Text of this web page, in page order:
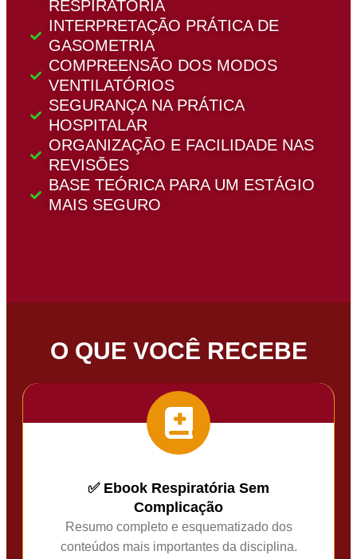
RESPIRATÓRIA
INTERPRETAÇÃO PRÁTICA DE
GASOMETRIA
COMPREENSÃO DOS MODOS
VENTILATÓRIOS
SEGURANÇA NA PRÁTICA
HOSPITALAR
ORGANIZAÇÃO E FACILIDADE NAS
REVISÕES
BASE TEÓRICA PARA UM ESTÁGIO
MAIS SEGURO
O QUE VOCÊ RECEBE
✅ Ebook Respiratória Sem
Complicação
Resumo completo e esquematizado dos
conteúdos mais importantes da disciplina.